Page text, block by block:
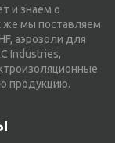
и знаем о
же мы поставляем
аэрозоли для
Industries,
продукцию.